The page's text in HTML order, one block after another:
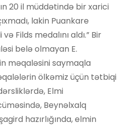
20 il müddətində bir xarici
lakin Puankare
Filds medalını aldı.” Bir
belə olmayan E.
məqaləsini saymaqla
ölkəmiz üçün tətbiqi
Elmi
Beynəlxalq
hazırlığında, elmin